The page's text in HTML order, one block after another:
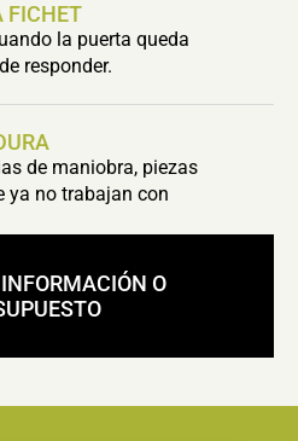
FICHET
la puerta queda
responder.
de maniobra, piezas
ya no trabajan con
O